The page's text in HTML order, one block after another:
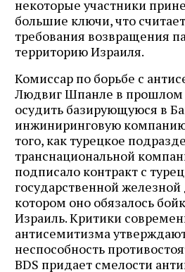
некоторые участники
большие ключи, что
требования возвращения
территорию Израиля.
Комиссар по борьбе с
Людвиг Шпанле в прошлом
осудить базирующуюся в
инжиниринговую компанию
того, как турецкое
транснациональной
подписало контракт с
государственной железной
котором оно обязалось
Израиль. Критики
антисемитизма
неспособность
BDS придает смелости